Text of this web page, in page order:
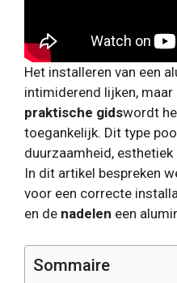
Het installeren van een
intimiderend lijken,
praktische gidswordt
toegankelijk. Dit type
duurzaamheid,
In dit artikel bespreken
voor een correcte
en de nadelen een
Sommaire